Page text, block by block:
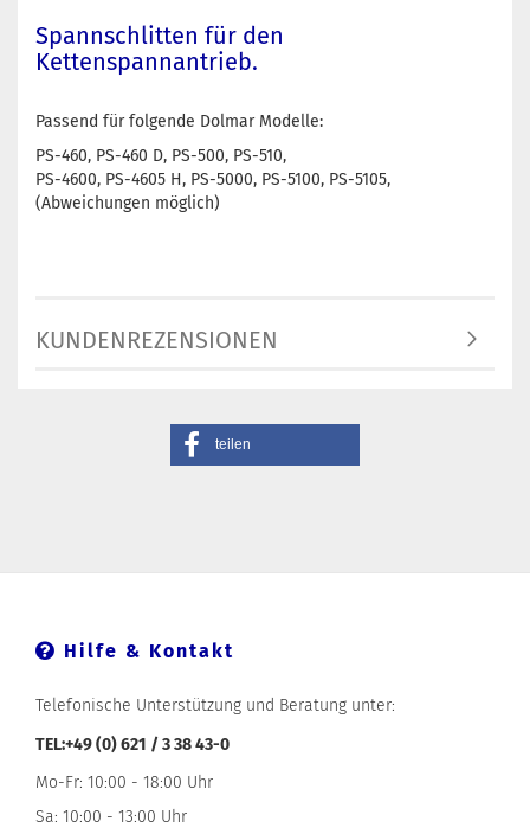
Spannschlitten für den
Kettenspannantrieb.
Passend für folgende Dolmar Modelle:
PS-460, PS-460 D, PS-500, PS-510,
PS-4600, PS-4605 H, PS-5000, PS-5100, PS-5105,
(Abweichungen möglich)
KUNDENREZENSIONEN
teilen
Hilfe & Kontakt
Telefonische Unterstützung und Beratung unter:
TEL:+49 (0) 621 / 3 38 43-0
Mo-Fr: 10:00 - 18:00 Uhr
Sa: 10:00 - 13:00 Uhr